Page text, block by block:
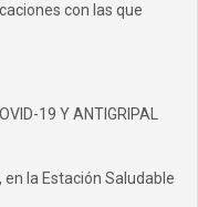
con las que
19 Y ANTIGRIPAL
en la Estación Saludable